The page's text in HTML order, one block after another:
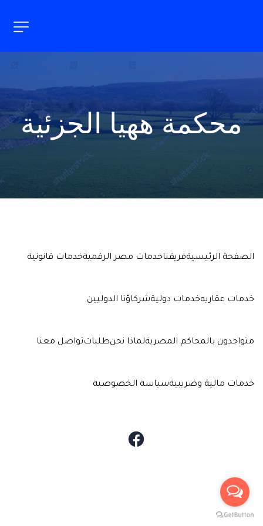
محكمة ههيا الجزئية
الصفحة الرئيسيةفريقناخدمات مصر الرقميةخدمات قانونية
خدمات عقاريهخدمات دوليةشركاؤنا الدوليين
متواجدون بالمحاكم المصريةلماذا نحنطلباتتواصل معنا
خدمات مالية وضريبيةسياسة الخصوصية